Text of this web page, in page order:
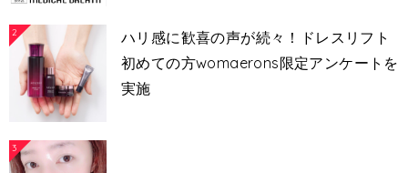
2
ハリ感に歓喜の声が続々！ドレスリフト
初めての方womaerons限定アンケートを
実施
3